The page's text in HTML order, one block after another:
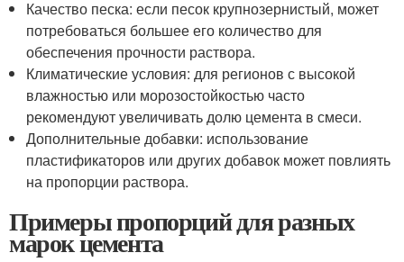
Качество песка: если песок крупнозернистый, может
потребоваться большее его количество для
обеспечения прочности раствора.
Климатические условия: для регионов с высокой
влажностью или морозостойкостью часто
рекомендуют увеличивать долю цемента в смеси.
Дополнительные добавки: использование
пластификаторов или других добавок может повлиять
на пропорции раствора.
Примеры пропорций для разных
марок цемента